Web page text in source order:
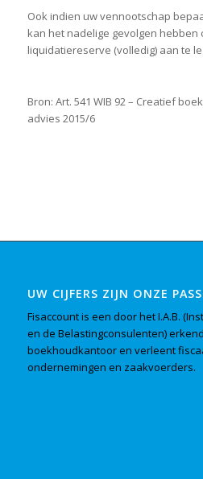
Ook indien uw vennootschap
kan het nadelige gevolgen hebben
liquidatiereserve (volledig) aan te
Bron: Art. 541 WIB 92 – Creatief
advies 2015/6
UW CIJFERS ZIJN ONZE
Fisaccount is een door het I.A.B.
en de Belastingconsulenten)
boekhoudkantoor en verleent
ondernemingen en zaakvoerders.